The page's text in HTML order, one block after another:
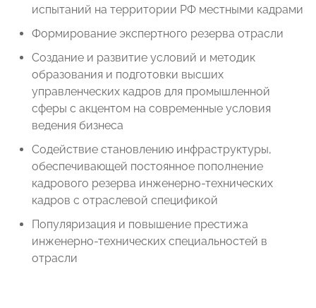
испытаний на территории РФ местными кадрами
Формирование экспертного резерва отрасли
Создание и развитие условий и методик
образования и подготовки высших
управленческих кадров для промышленной
сферы с акцентом на современные условия
ведения бизнеса
Содействие становлению инфраструктуры,
обеспечивающей постоянное пополнение
кадрового резерва инженерно-технических
кадров с отраслевой спецификой
Популяризация и повышение престижа
инженерно-технических специальностей в
отрасли